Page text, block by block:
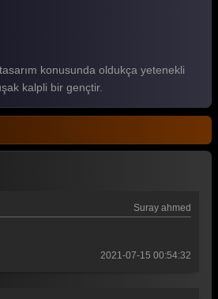
konusunda oldukça yetenekli
kalpli bir gençtir.
Suray ahmed
2021-07-15 00:54:32